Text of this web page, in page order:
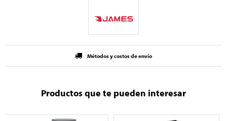
Métodos y costos de envío
Productos que te pueden interesar